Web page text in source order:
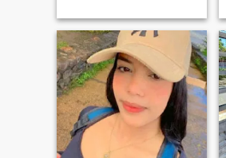
Freunden, bin neu in dieser
App und suche einen jungen
Mann in meinem Alter, der
sich niederlassen möchte,
eine Beziehung und
Beziehung beginnen möchte,
um eine Familie in der
Zukunft zu gründen und
Babys zu haben. Schreiben
Sie mir jetzt, wenn Sie mich
mögen und das Gleiche für
Ihr Leben anstreben. - Ja.